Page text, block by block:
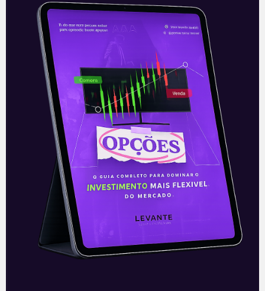
Inter na disputa das corretoras
Em meio a um acirramento da disputa no
mundo das corretoras, com
XP (XP:NASDAQ) e BTG Pactual (BPAC11)
competindo pelos escritórios de agentes
autônomos (AAIs), o
Leia mais
17/06/2021